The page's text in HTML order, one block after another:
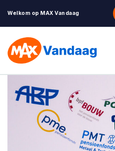
Welkom op MAX Vandaag